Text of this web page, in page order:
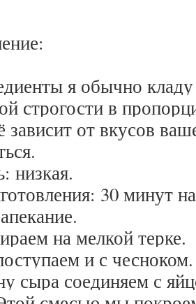
я обычно
строгости в
от вкусов
низкая.
30 минут
на мелкой терке.
и с чесноком.
сыра соединяем с